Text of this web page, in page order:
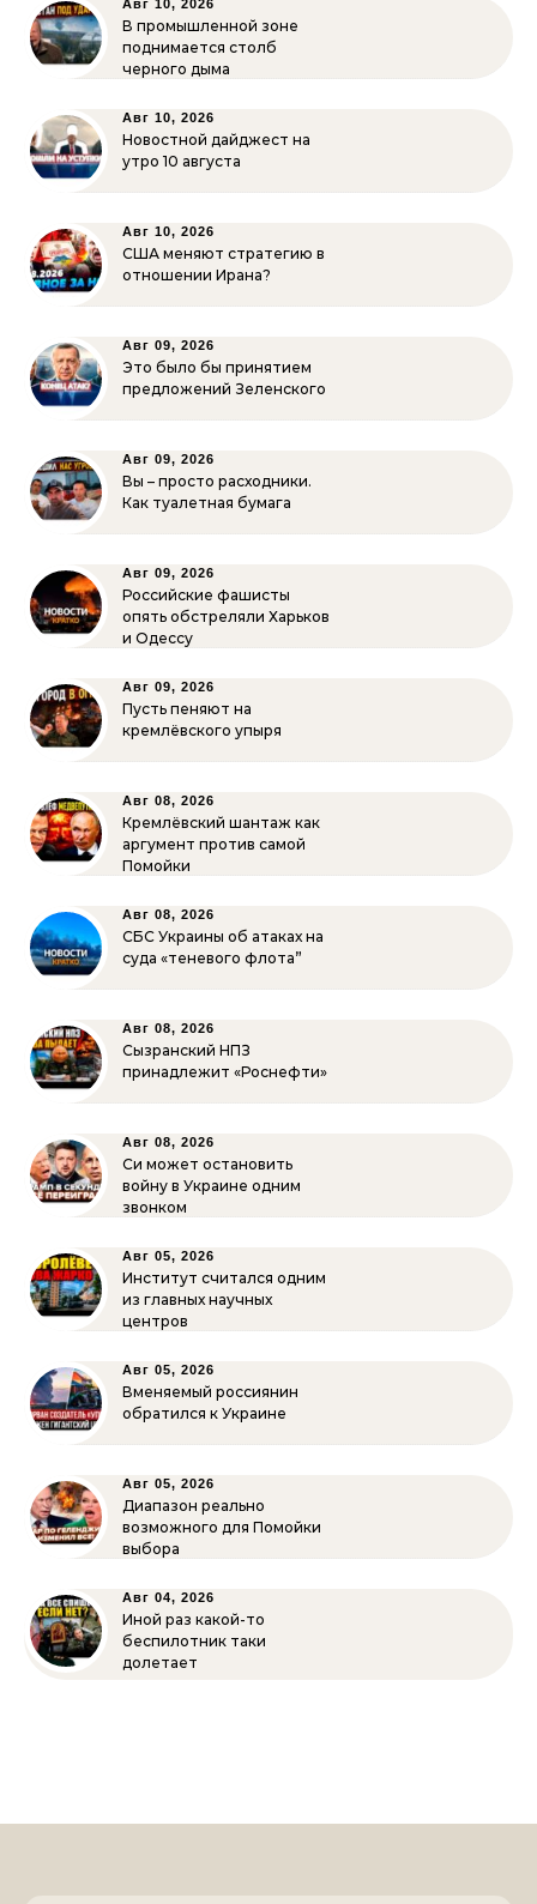
Авг 10, 2026
В промышленной зоне
поднимается столб
черного дыма
Авг 10, 2026
Новостной дайджест на
утро 10 августа
Авг 10, 2026
США меняют стратегию в
отношении Ирана?
Авг 09, 2026
Это было бы принятием
предложений Зеленского
Авг 09, 2026
Вы – просто расходники.
Как туалетная бумага
Авг 09, 2026
Российские фашисты
опять обстреляли Харьков
и Одессу
Авг 09, 2026
Пусть пеняют на
кремлёвского упыря
Авг 08, 2026
Кремлёвский шантаж как
аргумент против самой
Помойки
Авг 08, 2026
СБС Украины об атаках на
суда «теневого флота”
Авг 08, 2026
Сызранский НПЗ
принадлежит «Роснефти»
Авг 08, 2026
Си может остановить
войну в Украине одним
звонком
Авг 05, 2026
Институт считался одним
из главных научных
центров
Авг 05, 2026
Вменяемый россиянин
обратился к Украине
Авг 05, 2026
Диапазон реально
возможного для Помойки
выбора
Авг 04, 2026
Иной раз какой-то
беспилотник таки
долетает